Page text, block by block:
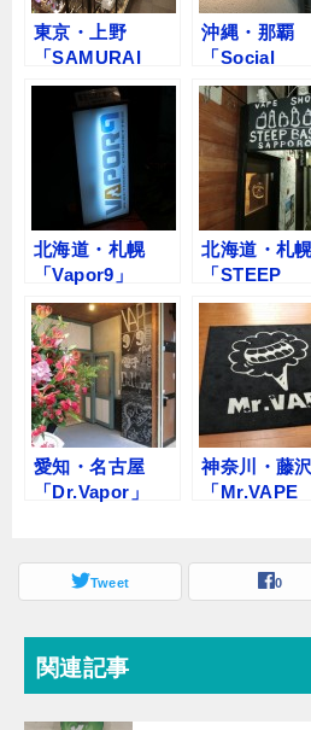
東京・上野
「SAMURAI
VAPORS」
VAPEショップレ
ビュー
沖縄・那覇
「Social
Vapor」
ョップレビ
北海道・札幌
「Vapor9」
VAPEショップレ
ビュー
北海道・札
「STEEP
BASE」
ョップレビュ
愛知・名古屋
「Dr.Vapor」
神奈川・藤沢
「Mr.VAPE
サワ）」
ョップレビュ
Tweet 0
関連記事